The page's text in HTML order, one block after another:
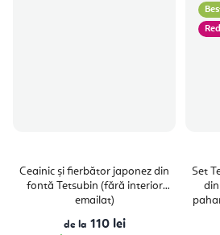
Ceainic și fierbător japonez din
fontă Tetsubin (fără interior
emailat)
de la 110 lei
Set